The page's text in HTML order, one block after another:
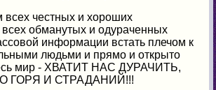
честных и хороших
обманутых и одураченных
информации встать плечом к
людьми и прямо и открыто
мир - ХВАТИТ НАС ДУРАЧИТЬ,
ГОРЯ И СТРАДАНИЙ!!!